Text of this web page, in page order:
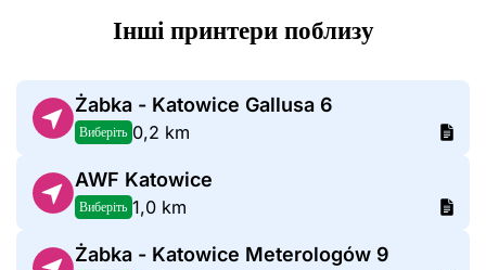
Інші принтери поблизу
Żabka - Katowice Gallusa 6
Виберіть 0,2 km
AWF Katowice
Виберіть 1,0 km
Żabka - Katowice Meterologów 9